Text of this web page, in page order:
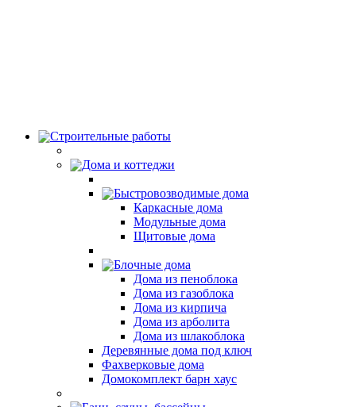
Строительные работы
Дома и коттеджи
Быстровозводимые дома
Каркасные дома
Модульные дома
Щитовые дома
Блочные дома
Дома из пеноблока
Дома из газоблока
Дома из кирпича
Дома из арболита
Дома из шлакоблока
Деревянные дома под ключ
Фахверковые дома
Домокомплект барн хаус